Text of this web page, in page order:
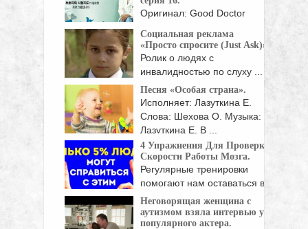
Оригинал: Good Doctor
Страна: Корея Южная Год:
...
Социальная реклама
«Просто спросите (Just Ask)».
Ролик о людях с
инвалидностью по слуху ...
Песня «Особая страна».
Исполняет: Лазуткина Е.
Слова: Шехова О. Музыка:
Лазуткина Е. В ...
4 Упражнения Для Проверки
Скорости Работы Мозга.
Регулярные тренировки
помогают нам оставаться в
хорошей ...
Неговорящая женщина с
аутизмом взяла интервью у
популярного актера.